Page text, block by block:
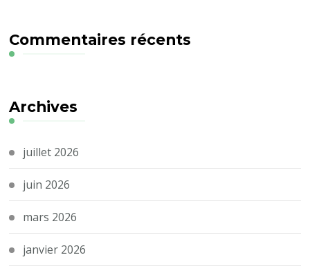
Commentaires récents
Archives
juillet 2026
juin 2026
mars 2026
janvier 2026